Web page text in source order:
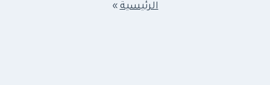
الرئيسية »